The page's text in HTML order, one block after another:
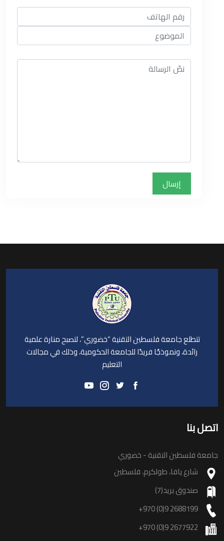
إرسال
تتطلع جامعة فلسطين التقنية “خضوري”، لتصبح منارة علمية
رائدة، ونموذجًا فريدًا للجامعة الحكومية، وذلك في مجالات
التعليم
اتصل بنا
جامعة فلسطين التقنية - خضوري
شارع يافا، طولكرم، فلسطين
صندوق بريد(7)
+970 (0)9 2688199
+970 (0)9 2677922